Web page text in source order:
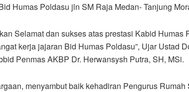
Humas Poldasu jln SM Raja Medan- Tanjung
Selamat dan sukses atas prestasi Kabid
kerja jajaran Bid Humas Poldasu”, Ujar Ustad
Penmas AKBP Dr. Herwansysh Putra, SH, MSi.
menyambut baik kehadiran Pengurus Rumah